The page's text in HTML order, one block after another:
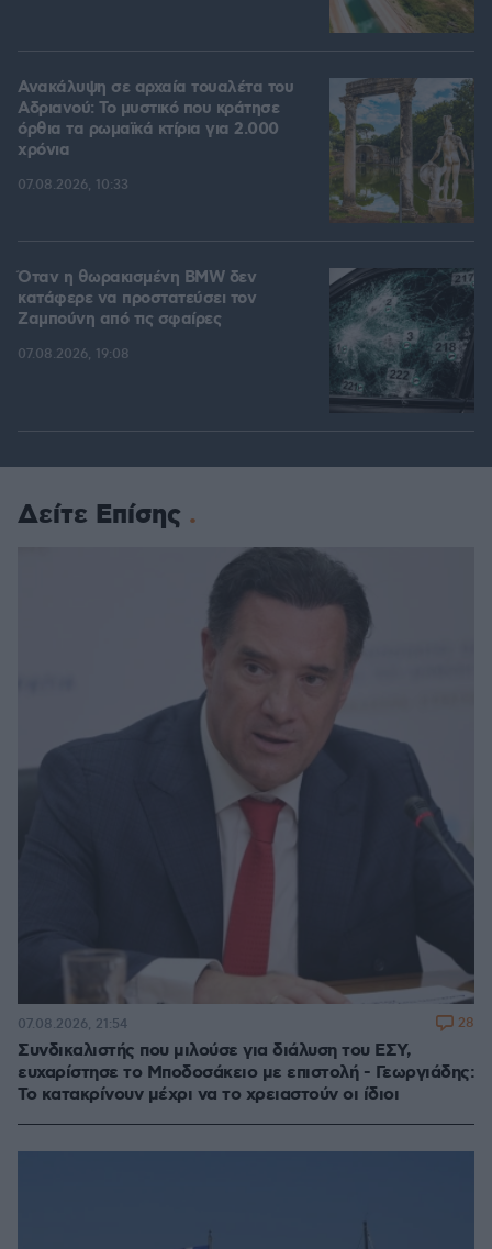
Ανακάλυψη σε αρχαία τουαλέτα του
Αδριανού: Το μυστικό που κράτησε
όρθια τα ρωμαϊκά κτίρια για 2.000
χρόνια
07.08.2026, 10:33
Όταν η θωρακισμένη BMW δεν
κατάφερε να προστατεύσει τον
Ζαμπούνη από τις σφαίρες
07.08.2026, 19:08
Δείτε Επίσης
Συνδικαλιστής που μιλούσε για διάλυση του ΕΣΥ,
ευχαρίστησε το Μποδοσάκειο με επιστολή - Γεωργιάδης:
Το κατακρίνουν μέχρι να το χρειαστούν οι ίδιοι
07.08.2026, 21:54 28